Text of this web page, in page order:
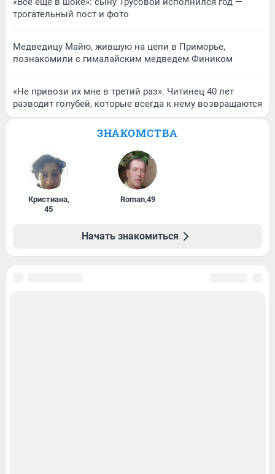
трогательный пост и фото
Медведицу Майю, жившую на цепи в Приморье,
познакомили с гималайским медведем Фиником
«Не привози их мне в третий раз». Читинец 40 лет
разводит голубей, которые всегда к нему возвращаются
ЗНАКОМСТВА
Кристиана,
45
Roman,49
Начать знакомиться